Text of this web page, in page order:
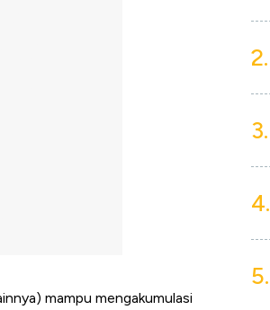
mampu mengakumulasi
2.
3.
4.
5.